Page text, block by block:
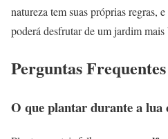
natureza tem suas próprias regras,
poderá desfrutar de um jardim
Perguntas Frequentes
O que plantar durante a lua